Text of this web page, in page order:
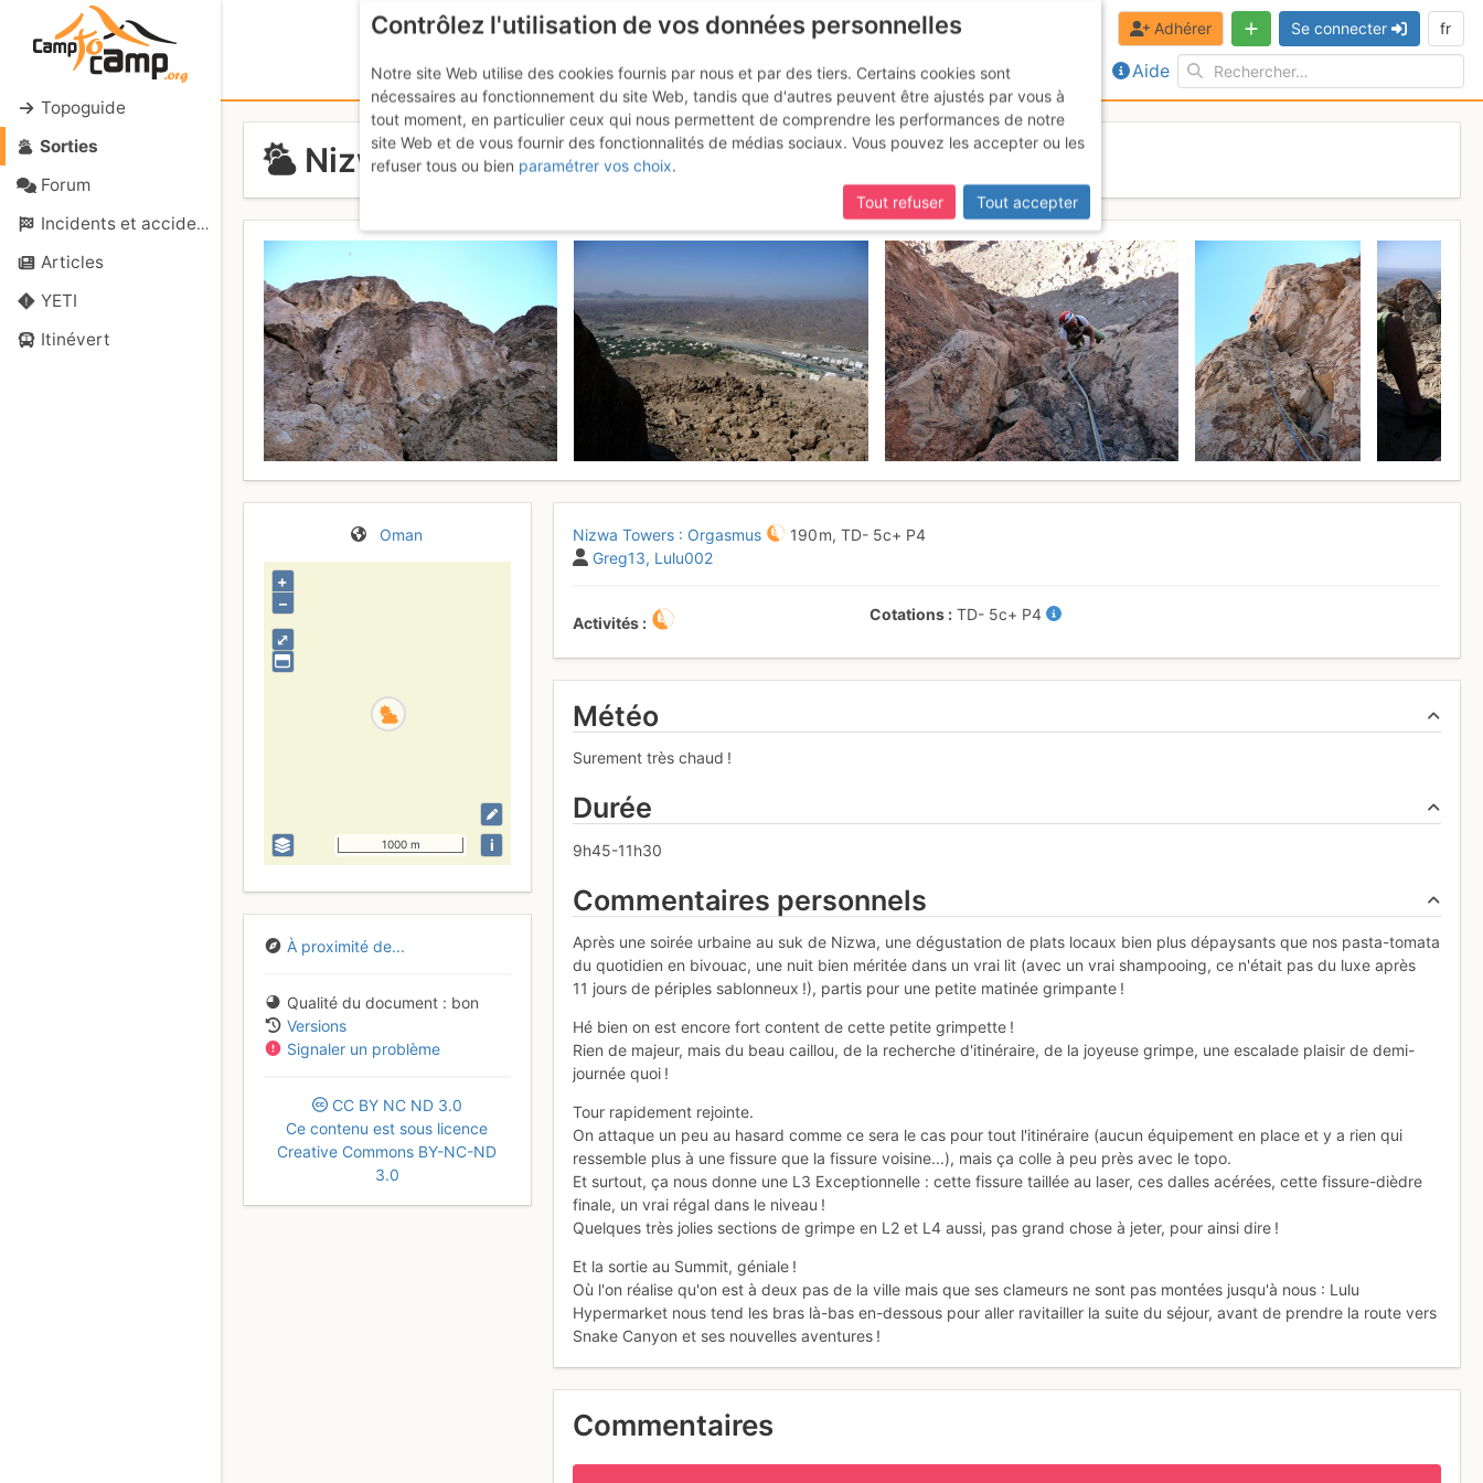
Topoguide
Sorties
Forum
Incidents et accidents
Articles
YETI
Itinévert
Aide
Adhérer Se connecter fr
Nizwa Towers : Orgasmus
Oman
⤢
+
–
1000 m i
À proximité de...
Qualité du document
bon
Versions
Signaler un problème
CC BY NC ND 3.0
Ce contenu est sous licence
Creative Commons BY-NC-ND
3.0
Nizwa Towers : Orgasmus 190 m,TD- 5c+ P4
Greg13 Lulu002
Activités Cotations TD- 5c+ P4
Météo
Surement très chaud !
Durée
9h45-11h30
Commentaires personnels
Après une soirée urbaine au suk de Nizwa, une dégustation de plats locaux bien plus dépaysants que nos pasta-tomata
du quotidien en bivouac, une nuit bien méritée dans un vrai lit (avec un vrai shampooing, ce n'était pas du luxe après
11 jours de périples sablonneux !), partis pour une petite matinée grimpante !
Hé bien on est encore fort content de cette petite grimpette !
Rien de majeur, mais du beau caillou, de la recherche d'itinéraire, de la joyeuse grimpe, une escalade plaisir de demi-
journée quoi !
Tour rapidement rejointe.
On attaque un peu au hasard comme ce sera le cas pour tout l'itinéraire (aucun équipement en place et y a rien qui
ressemble plus à une fissure que la fissure voisine...), mais ça colle à peu près avec le topo.
Et surtout, ça nous donne une L3 Exceptionnelle : cette fissure taillée au laser, ces dalles acérées, cette fissure-dièdre
finale, un vrai régal dans le niveau !
Quelques très jolies sections de grimpe en L2 et L4 aussi, pas grand chose à jeter, pour ainsi dire !
Et la sortie au Summit, géniale !
Où l'on réalise qu'on est à deux pas de la ville mais que ses clameurs ne sont pas montées jusqu'à nous : Lulu
Hypermarket nous tend les bras là-bas en-dessous pour aller ravitailler la suite du séjour, avant de prendre la route vers
Snake Canyon et ses nouvelles aventures !
Commentaires
Contrôlez l'utilisation de vos données personnelles
Notre site Web utilise des cookies fournis par nous et par des tiers. Certains cookies sont
nécessaires au fonctionnement du site Web, tandis que d'autres peuvent être ajustés par vous à
tout moment, en particulier ceux qui nous permettent de comprendre les performances de notre
site Web et de vous fournir des fonctionnalités de médias sociaux. Vous pouvez les accepter ou les
refuser tous ou bien paramétrer vos choix.
Tout refuser
Tout accepter